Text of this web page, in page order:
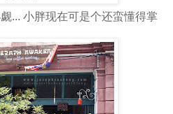
... 小胖现在可是个还蛮懂得掌